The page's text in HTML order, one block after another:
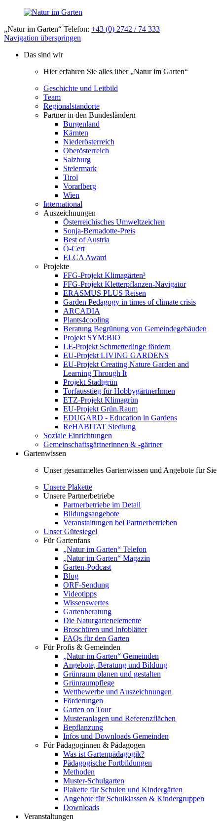
„Natur im Garten“ Telefon: +43 (0) 2742 / 74 333
Navigation überspringen
Das sind wir
Hier erfahren Sie alles über „Natur im Garten“
Geschichte und Leitbild
Team
Regionalstandorte
Partner in den Bundesländern
Burgenland
Kärnten
Niederösterreich
Oberösterreich
Salzburg
Steiermark
Tirol
Vorarlberg
Wien
International
Auszeichnungen
Österreichisches Umweltzeichen
Sonja-Bernadotte-Preis
Best of Austria
Ö-Cert
ELCA Award
Projekte
FFG-Projekt Klimagärten³
FFG-Projekt Kletterpflanzen-Navigator
ERASMUS PLUS Reisen
Garden Pedagogy in times of climate crisis
ARCADIA
Plants4cooling
Beratung Begrünung von Gemeindegebäuden
Projekt SYM:BIO
LE-Projekt Schmetterlinge fördern
EU-Projekt LIVING GARDENS
EU-Projekt Creating Nature Garden and
Learning Through It
Projekt Stadtgrün
Torfausstieg für HobbygärtnerInnen
ETZ-Projekt Klimagrün
EU-Projekt Grün.Raum
EDUGARD - Education in Gardens
ReHABITAT Siedlung
Soziale Einrichtungen
Gemeinschaftsgärtnerinnen & -gärtner
Gartenwissen
Unser gesammeltes Gartenwissen und Angebote für Sie
Unsere Plakette
Unsere Partnerbetriebe
Partnerbetriebe im Detail
Bildungsangebote
Veranstaltungen bei Partnerbetrieben
Unser Gütesiegel
Für Gartenfans
„Natur im Garten“ Telefon
„Natur im Garten“ Magazin
Garten-Podcast
Blog
ORF-Sendung
Videotipps
Wissenswertes
Gartenberatung
Die Naturgartenelemente
Broschüren und Infoblätter
FAQs für den Garten
Für Profis & Gemeinden
„Natur im Garten“ Gemeinden
Angebote, Beratung und Bildung
Grünraum planen und gestalten
Grünraumpflege
Wettbewerbe und Auszeichnungen
Förderungen
Garten on Tour
Musteranlagen und Referenzflächen
Bepflanzung
Infos und Downloads Gemeinden
Für Pädagoginnen & Pädagogen
Was ist Gartenpädagogik?
Pädagogische Fortbildungen
Methoden
Muster-Schulgarten
Plakette für Schulen und Kindergärten
Angebote für Schulklassen & Kindergruppen
Downloads
Veranstaltungen